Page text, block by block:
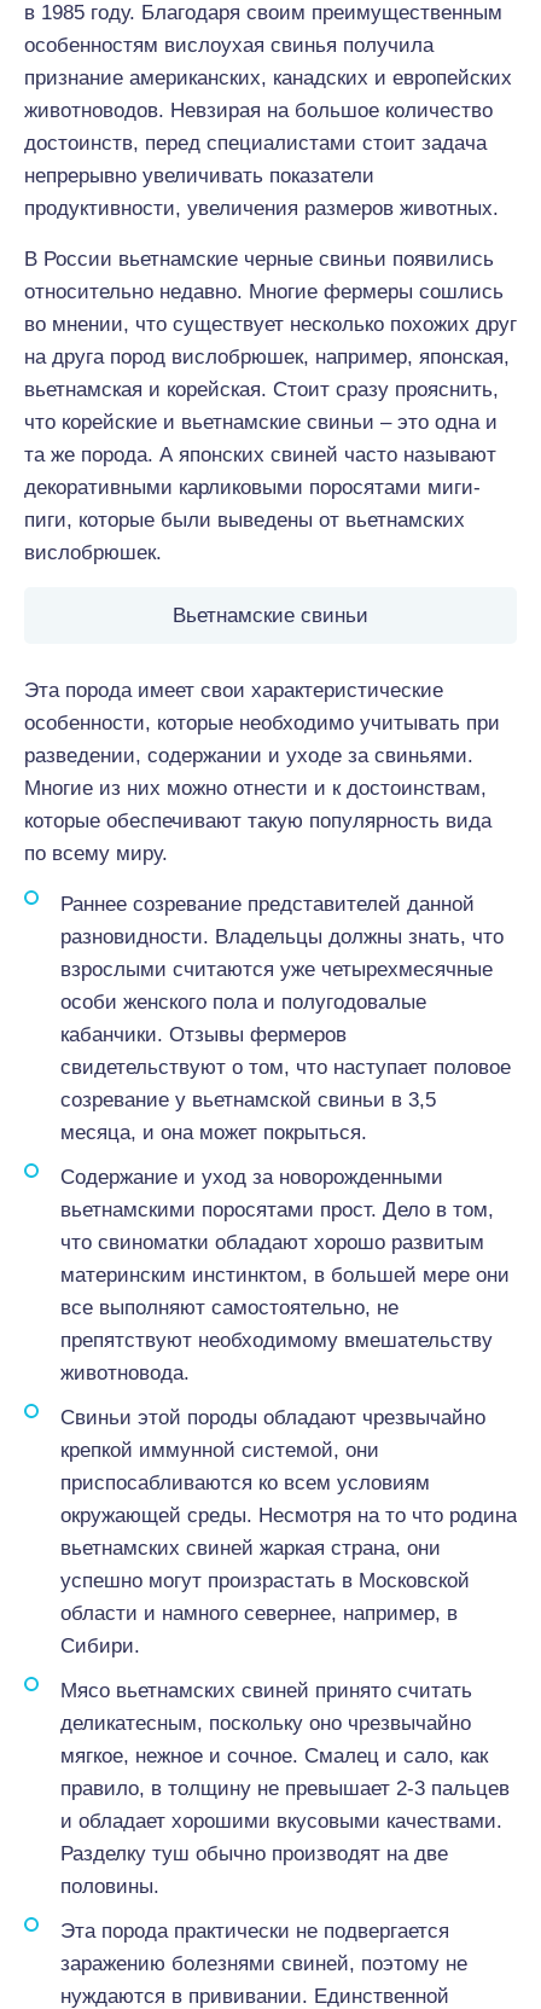
в 1985 году. Благодаря своим преимущественным
особенностям вислоухая свинья получила
признание американских, канадских и европейских
животноводов. Невзирая на большое количество
достоинств, перед специалистами стоит задача
непрерывно увеличивать показатели
продуктивности, увеличения размеров животных.
В России вьетнамские черные свиньи появились
относительно недавно. Многие фермеры сошлись
во мнении, что существует несколько похожих друг
на друга пород вислобрюшек, например, японская,
вьетнамская и корейская. Стоит сразу прояснить,
что корейские и вьетнамские свиньи – это одна и
та же порода. А японских свиней часто называют
декоративными карликовыми поросятами миги-
пиги, которые были выведены от вьетнамских
вислобрюшек.
Вьетнамские свиньи
Эта порода имеет свои характеристические
особенности, которые необходимо учитывать при
разведении, содержании и уходе за свиньями.
Многие из них можно отнести и к достоинствам,
которые обеспечивают такую популярность вида
по всему миру.
Раннее созревание представителей данной
разновидности. Владельцы должны знать, что
взрослыми считаются уже четырехмесячные
особи женского пола и полугодовалые
кабанчики. Отзывы фермеров
свидетельствуют о том, что наступает половое
созревание у вьетнамской свиньи в 3,5
месяца, и она может покрыться.
Содержание и уход за новорожденными
вьетнамскими поросятами прост. Дело в том,
что свиноматки обладают хорошо развитым
материнским инстинктом, в большей мере они
все выполняют самостоятельно, не
препятствуют необходимому вмешательству
животновода.
Свиньи этой породы обладают чрезвычайно
крепкой иммунной системой, они
приспосабливаются ко всем условиям
окружающей среды. Несмотря на то что родина
вьетнамских свиней жаркая страна, они
успешно могут произрастать в Московской
области и намного севернее, например, в
Сибири.
Мясо вьетнамских свиней принято считать
деликатесным, поскольку оно чрезвычайно
мягкое, нежное и сочное. Смалец и сало, как
правило, в толщину не превышает 2-3 пальцев
и обладает хорошими вкусовыми качествами.
Разделку туш обычно производят на две
половины.
Эта порода практически не подвергается
заражению болезнями свиней, поэтому не
нуждаются в прививании. Единственной